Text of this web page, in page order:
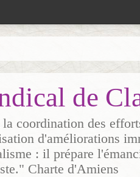
de
coordination des
d'améliorations
: il prépare
Charte d'Amiens